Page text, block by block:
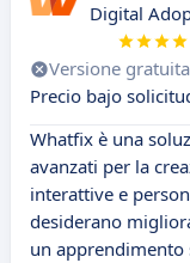
Digital
Versione gratuita
Precio bajo
Whatfix è una
avanzati per la
interattive e
desiderano
un apprendimento